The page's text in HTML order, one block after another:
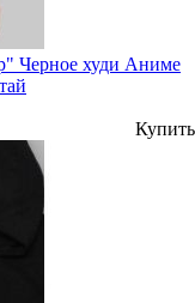
Черное худи Аниме
Купить